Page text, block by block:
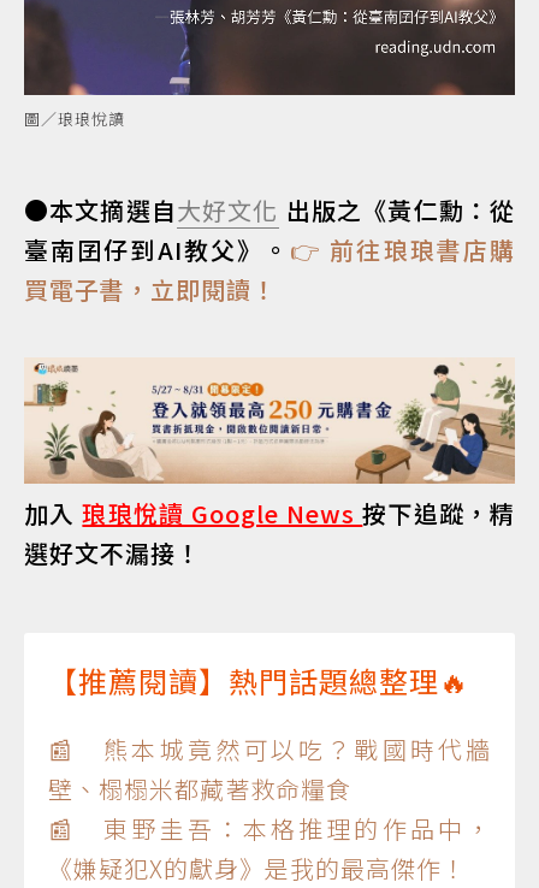
圖／琅琅悅讀
●本文摘選自大好文化 出版之《黃仁勳：從
臺南囝仔到AI教父》。 👉 前往琅琅書店購
買電子書，立即閱讀！
加入琅琅悅讀 Google News按下追蹤，精
選好文不漏接！
【推薦閱讀】熱門話題總整理🔥
📰 熊本城竟然可以吃？戰國時代牆
壁、榻榻米都藏著救命糧食
📰 東野圭吾：本格推理的作品中，
《嫌疑犯X的獻身》是我的最高傑作！